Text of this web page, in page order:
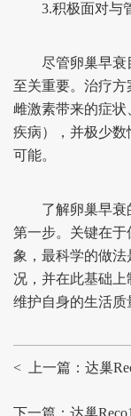
3.积极面对与管
尽管卵巢早衰目
至关重要。治疗
雌激素带来的症
疾病），并极少
可能。
了解卵巢早衰的
第一步。关键在
象，最科学的做
况，并在此基础
维护自身的生活质
< 上一篇：达巢